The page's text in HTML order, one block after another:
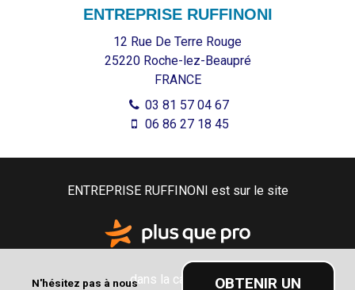
N'hésitez pas à nous OBTENIR UN
ENTREPRISE RUFFINONI
12 Rue De Terre Rouge
25220 Roche-lez-Beaupré
FRANCE
03 81 57 04 67
06 86 27 18 45
ENTREPRISE RUFFINONI est sur le site
dans la catégorie